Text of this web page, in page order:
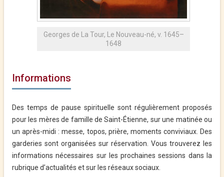
Georges de La Tour, Le Nouveau-né, v. 1645–
1648
Informations
Des temps de pause spirituelle sont régulièrement proposés
pour les mères de famille de Saint-Étienne, sur une matinée ou
un après-midi : messe, topos, prière, moments conviviaux. Des
garderies sont organisées sur réservation. Vous trouverez les
informations nécessaires sur les prochaines sessions dans la
rubrique d’actualités et sur les réseaux sociaux.